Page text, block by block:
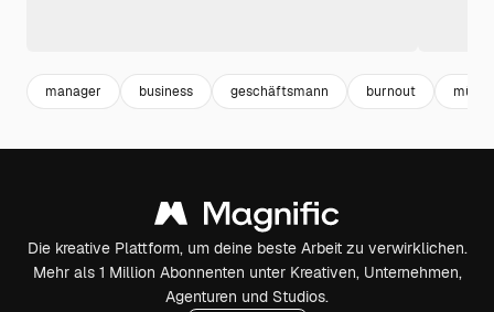
manager business geschäftsmann burnout müde
Die kreative Plattform, um deine beste Arbeit zu verwirklichen.
Mehr als 1 Million Abonnenten unter Kreativen, Unternehmen,
Agenturen und Studios.